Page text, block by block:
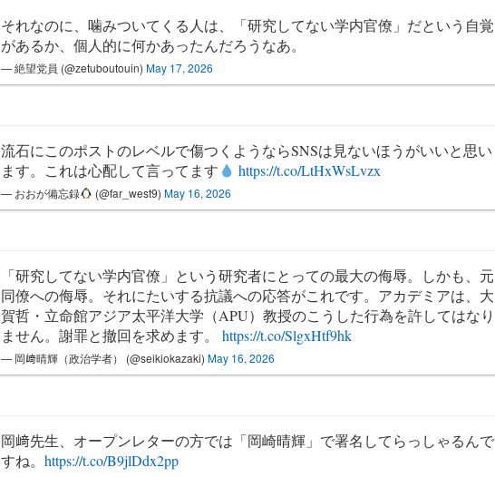
それなのに、噛みついてくる人は、「研究してない学内官僚」だという自覚
があるか、個人的に何かあったんだろうなあ。
— 絶望党員 (@zetuboutouin) May 17, 2026
流石にこのポストのレベルで傷つくようならSNSは見ないほうがいいと思い
ます。これは心配して言ってます
https://t.co/LtHxWsLvzx
— おおが備忘録 (@far_west9) May 16, 2026
「研究してない学内官僚」という研究者にとっての最大の侮辱。しかも、元
同僚への侮辱。それにたいする抗議への応答がこれです。アカデミアは、大
賀哲・立命館アジア太平洋大学（APU）教授のこうした行為を許してはなり
ません。謝罪と撤回を求めます。 https://t.co/SlgxHtf9hk
— 岡﨑晴輝（政治学者） (@seikiokazaki) May 16, 2026
岡﨑先生、オープンレターの方では「岡崎晴輝」で署名してらっしゃるんで
すね。 https://t.co/B9jlDdx2pp